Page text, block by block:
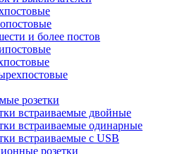
и более постов
розетки
встраиваемые двойные
встраиваемые одинарные
встраиваемые с USB
розетки